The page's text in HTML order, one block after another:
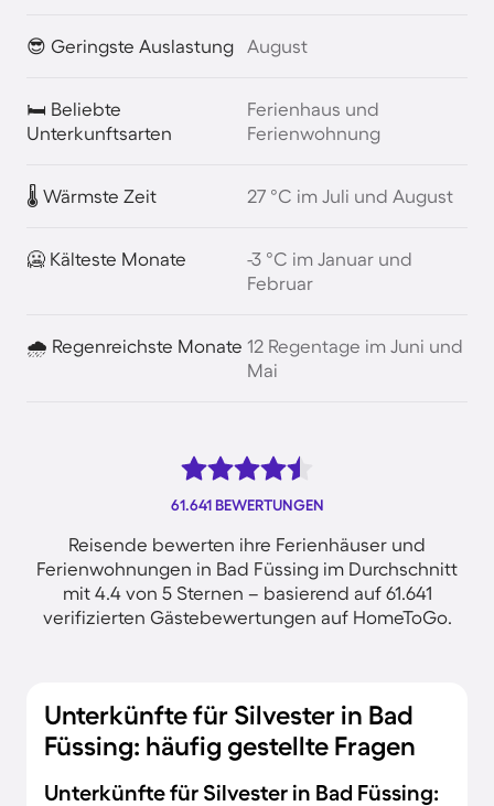
😎 Geringste Auslastung August
🛏️ Beliebte
Unterkunftsarten
Ferienhaus und
Ferienwohnung
🌡️ Wärmste Zeit 27 °C im Juli und August
🥶 Kälteste Monate
-3 °C im Januar und
Februar
🌧️ Regenreichste Monate 12 Regentage im Juni und
Mai
61.641 BEWERTUNGEN
Reisende bewerten ihre Ferienhäuser und
Ferienwohnungen in Bad Füssing im Durchschnitt
mit 4.4 von 5 Sternen – basierend auf 61.641
verifizierten Gästebewertungen auf HomeToGo.
Unterkünfte für Silvester in Bad
Füssing: häufig gestellte Fragen
Unterkünfte für Silvester in Bad Füssing: